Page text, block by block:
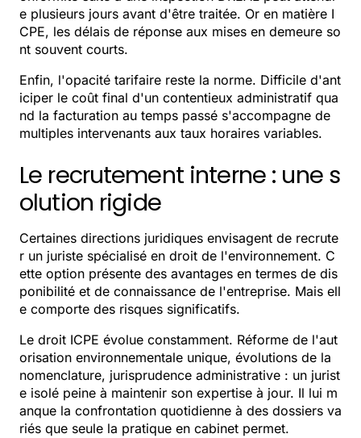
e plusieurs jours avant d'être traitée. Or en matière I
CPE, les délais de réponse aux mises en demeure so
nt souvent courts.
Enfin, l'opacité tarifaire reste la norme. Difficile d'ant
iciper le coût final d'un contentieux administratif qua
nd la facturation au temps passé s'accompagne de
multiples intervenants aux taux horaires variables.
Le recrutement interne : une s
olution rigide
Certaines directions juridiques envisagent de recrute
r un juriste spécialisé en droit de l'environnement. C
ette option présente des avantages en termes de dis
ponibilité et de connaissance de l'entreprise. Mais ell
e comporte des risques significatifs.
Le droit ICPE évolue constamment. Réforme de l'aut
orisation environnementale unique, évolutions de la
nomenclature, jurisprudence administrative : un jurist
e isolé peine à maintenir son expertise à jour. Il lui m
anque la confrontation quotidienne à des dossiers va
riés que seule la pratique en cabinet permet.